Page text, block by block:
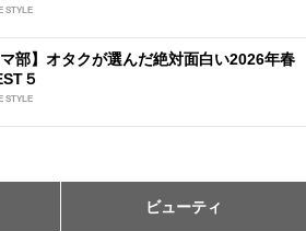
STYLE
マ部】オタクが選んだ絶対面白い2026年春
５
STYLE
ビューティ